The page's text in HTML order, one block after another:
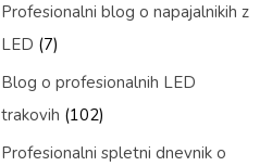
Profesionalni blog o napajalnikih z
LED (7)
Blog o profesionalnih LED
trakovih (102)
Profesionalni spletni dnevnik o